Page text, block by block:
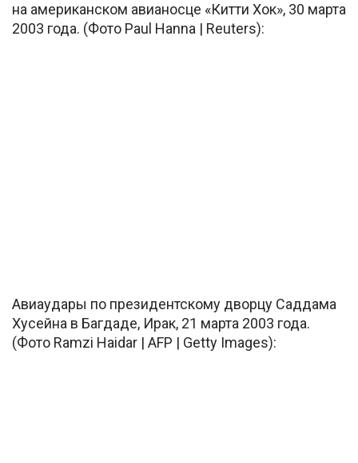
на американском авианосце «Китти Хок», 30 марта
2003 года. (Фото Paul Hanna | Reuters):
Авиаудары по президентскому дворцу Саддама
Хусейна в Багдаде, Ирак, 21 марта 2003 года.
(Фото Ramzi Haidar | AFP | Getty Images):